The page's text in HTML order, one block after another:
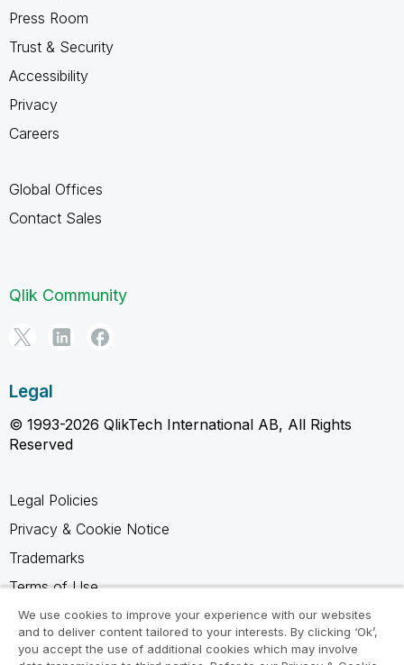
Press Room
Trust & Security
Accessibility
Privacy
Careers
Global Offices
Contact Sales
Qlik Community
Legal
© 1993-2026 QlikTech International AB, All Rights
Reserved
Legal Policies
Privacy & Cookie Notice
Trademarks
Terms of Use
Legal Agreements
Product Terms
We use cookies to improve your experience with our websites
and to deliver content tailored to your interests. By clicking ‘Ok’,
you accept the use of additional cookies which may involve